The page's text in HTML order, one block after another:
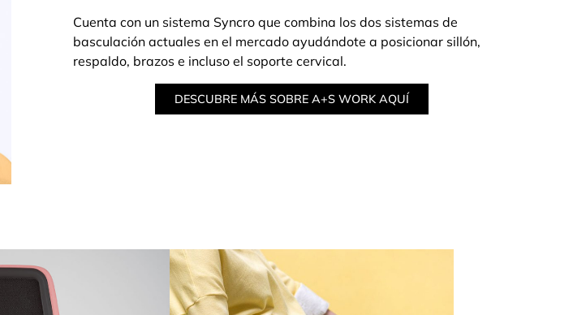
Cuenta con un sistema Syncro que combina los dos sistemas de
basculación actuales en el mercado ayudándote a posicionar sillón,
respaldo, brazos e incluso el soporte cervical.
DESCUBRE MÁS SOBRE A+S WORK AQUÍ